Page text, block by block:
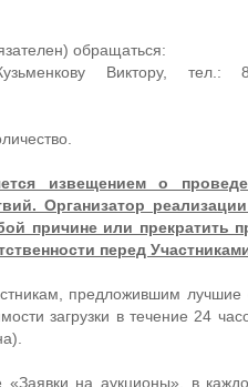
обращаться:
Виктору,
извещением о
Организатор
причине или прекратить
перед
предложившим лучшие
загрузки в течение 24
«Заявки на аукционы», в